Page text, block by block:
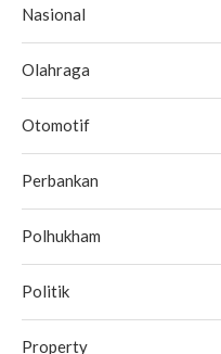
Nasional
Olahraga
Otomotif
Perbankan
Polhukham
Politik
Property